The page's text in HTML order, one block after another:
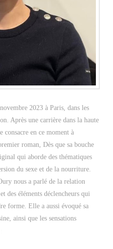
2023 à Paris, dans les
Après une carrière dans la haute
en ce moment à
roman, Dès que sa bouche
qui aborde des thématiques
du sexe et de la nourriture.
nous a parlé de la relation
des éléments déclencheurs qui
forme. Elle a aussi évoqué sa
ainsi que les sensations